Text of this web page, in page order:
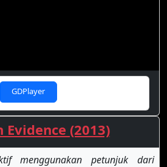
GDPlayer
Evidence (2013)
menggunakan petunjuk dari